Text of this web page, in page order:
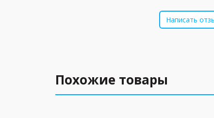
Написать
Похожие товары